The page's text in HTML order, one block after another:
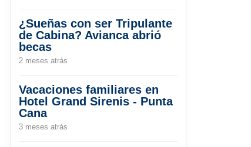
¿Sueñas con ser Tripulante
de Cabina? Avianca abrió
becas
2 meses atrás
Vacaciones familiares en
Hotel Grand Sirenis - Punta
Cana
3 meses atrás